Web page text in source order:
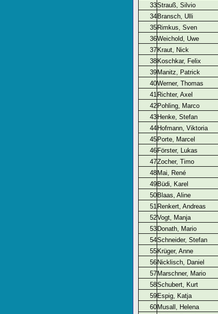
33Strauß, Silvio
34 Bransch, Ulli
35 Rimkus, Sven
36Weichold, Uwe
37 Kraut, Nick
38 Koschkar, Felix
39 Manitz, Patrick
40Werner, Thomas
41 Richter, Axel
42 Pohling, Marco
43 Henke, Stefan
44 Hofmann, Viktoria
45 Porte, Marcel
46 Förster, Lukas
47Zocher, Timo
48 Mai, René
49 Büdi, Karel
50 Blaas, Aline
51 Renkert, Andreas
52Vogt, Manja
53 Donath, Mario
54Schneider, Stefan
55 Krüger, Anne
56 Nicklisch, Daniel
57 Marschner, Mario
58Schubert, Kurt
59 Espig, Katja
60 Musall, Helena